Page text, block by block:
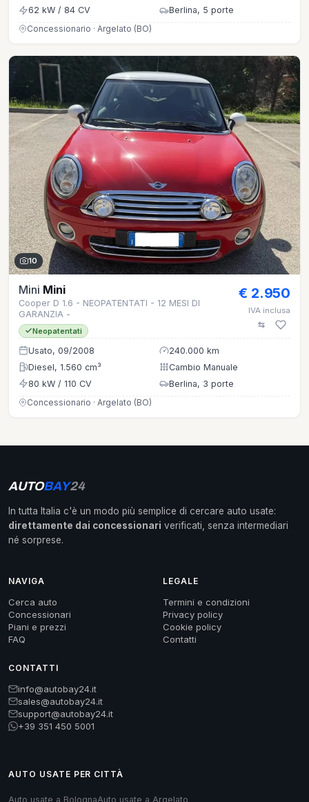
62 kW / 84 CV
Berlina, 5 porte
Concessionario · Argelato (BO)
10
Mini Mini
Cooper D 1.6 - NEOPATENTATI - 12 MESI DI
GARANZIA -
Neopatentati
€ 2.950
IVA inclusa
Usato, 09/2008
240.000 km
Diesel, 1.560 cm³
Cambio Manuale
80 kW / 110 CV
Berlina, 3 porte
Concessionario · Argelato (BO)
AUTOBAY24
In tutta Italia c'è un modo più semplice di cercare auto usate:
direttamente dai concessionari verificati, senza intermediari
né sorprese.
NAVIGA
Cerca auto
Concessionari
Piani e prezzi
FAQ
LEGALE
Termini e condizioni
Privacy policy
Cookie policy
Contatti
CONTATTI
info@autobay24.it
sales@autobay24.it
support@autobay24.it
+39 351 450 5001
AUTO USATE PER CITTÀ
Auto usate a BolognaAuto usate a Argelato